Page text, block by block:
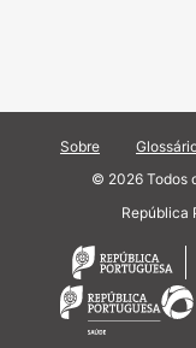
Sobre
© 2026 Todos
República